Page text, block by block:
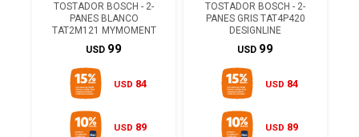
TOSTADOR BOSCH - 2-
PANES BLANCO
TAT2M121 MYMOMENT
USD 99
USD 84
USD 89
TOSTADOR BOSCH - 2-
PANES GRIS TAT4P420
DESIGNLINE
USD 99
USD 84
USD 89